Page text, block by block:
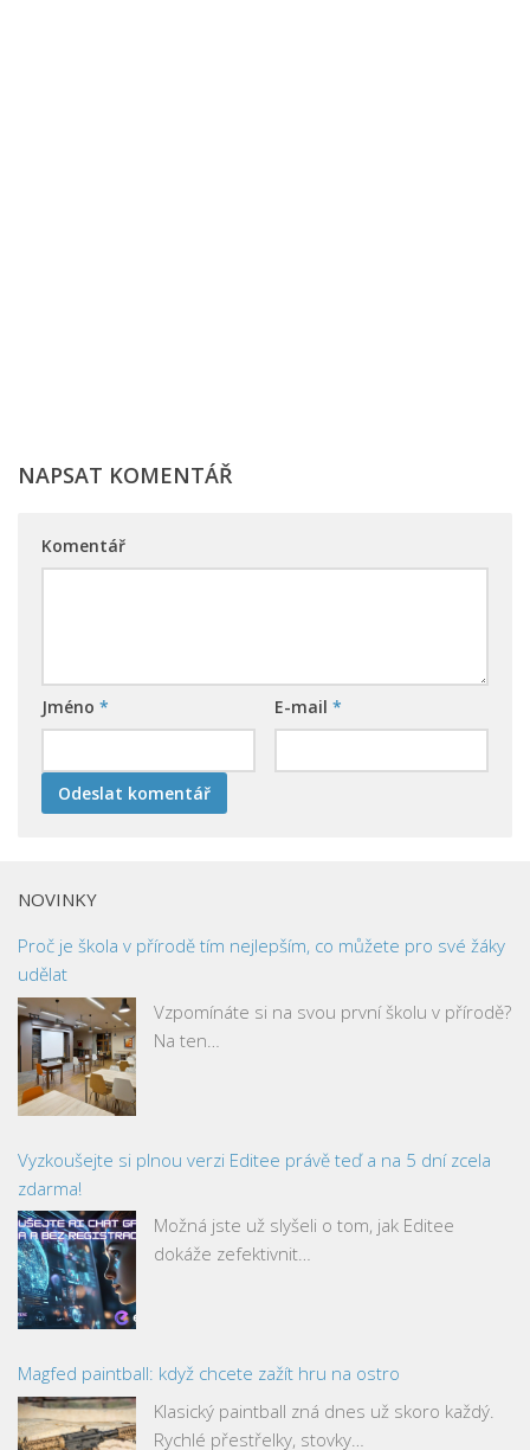
NAPSAT KOMENTÁŘ
Komentář
Jméno * E-mail *
NOVINKY
Proč je škola v přírodě tím nejlepším, co můžete pro své žáky
udělat
Vzpomínáte si na svou první školu v přírodě?
Na ten…
Vyzkoušejte si plnou verzi Editee právě teď a na 5 dní zcela
zdarma!
Možná jste už slyšeli o tom, jak Editee
dokáže zefektivnit…
Magfed paintball: když chcete zažít hru na ostro
Klasický paintball zná dnes už skoro každý.
Rychlé přestřelky, stovky…